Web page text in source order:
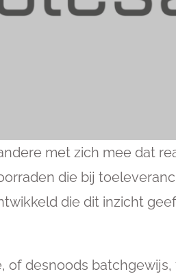
met zich mee dat
die bij
die dit inzicht
of desnoods